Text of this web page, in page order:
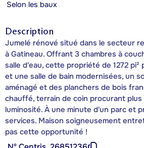
Selon les baux
Description
Jumelé rénové situé dans le secteur
à Gatineau. Offrant 3 chambres à
salle d'eau, cette propriété de 1272 pi²
et une salle de bain modernisées, un
aménagé et des planchers de bois
chauffé, terrain de coin procurant
luminosité. À une minute d'un parc et
services. Maison soigneusement
pas cette opportunité !